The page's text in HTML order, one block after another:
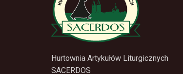
Hurtownia Artykułów Liturgicznych
SACERDOS